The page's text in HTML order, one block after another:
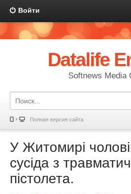
Войти
Datalife
Softnews Media
Полная версия сайта
У Житомирі
сусіда з
пістолета.